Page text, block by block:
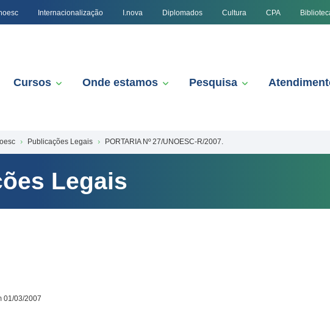
Internacionalização I.nova Diplomados Cultura CPA
Cursos Onde estamos Pesquisa
Publicações Legais PORTARIA Nº 27/UNOESC-R/2007.
Legais
01/03/2007